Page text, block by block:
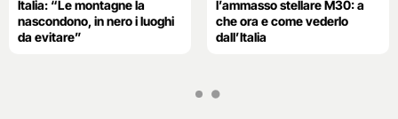
Italia: “Le montagne la
nascondono, in nero i luoghi
da evitare”
l’ammasso stellare M30: a
che ora e come vederlo
dall’Italia